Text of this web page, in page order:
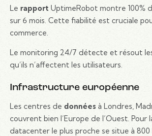
Le rapport UptimeRobot montre 100%
sur 6 mois. Cette fiabilité est cruciale
commerce.
Le monitoring 24/7 détecte et résout
qu’ils n’affectent les utilisateurs.
Infrastructure européenne
Les centres de données à Londres,
couvrent bien l’Europe de l’Ouest. Pour
datacenter le plus proche se situe à 800